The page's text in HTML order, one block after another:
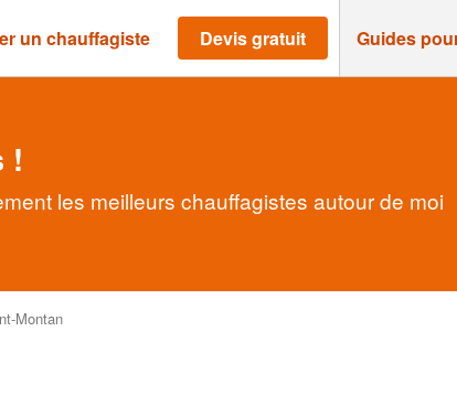
un chauffagiste Devis gratuit Guides
!
les meilleurs chauffagistes autour de moi
Montan